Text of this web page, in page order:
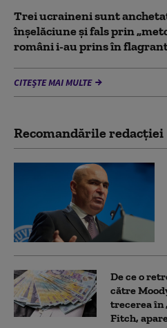
Trei ucraineni sunt
înşelăciune și fals prin
români i-au prins în
CITEȘTE MAI MULTE
Recomandările redacţiei
De ce o
către
trecerea în
Fitch,